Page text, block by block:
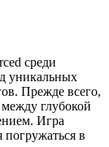
среди
уникальных
Прежде всего,
глубокой
Игра
погружаться в